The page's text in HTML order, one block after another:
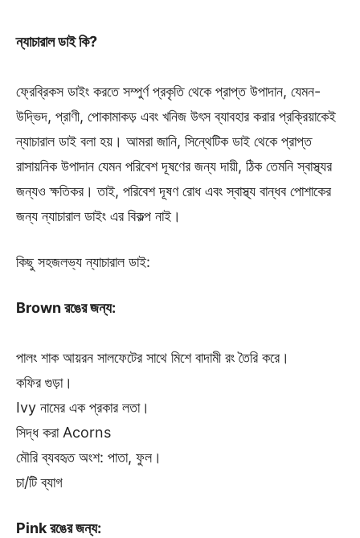
ন্যাচারাল ডাই কি?
ফ্রেব্রিকস ডাইং করতে সম্পুর্ণ প্রকৃতি থেকে প্রাপ্ত উপাদান, যেমন-
উদ্ভিদ, প্রাণী, পোকামাকড় এবং খনিজ উৎস ব্যাবহার করার প্রক্রিয়াকেই
ন্যাচারাল ডাই বলা হয়। আমরা জানি, সিন্থেটিক ডাই থেকে প্রাপ্ত
রাসায়নিক উপাদান যেমন পরিবেশ দূষণের জন্য দায়ী, ঠিক তেমনি স্বাস্থ্যর
জন্যও ক্ষতিকর। তাই, পরিবেশ দূষণ রোধ এবং স্বাস্থ্য বান্ধব পোশাকের
জন্য ন্যাচারাল ডাইং এর বিকল্প নাই।
কিছু সহজলভ্য ন্যাচারাল ডাই:
Brown রঙের জন্য:
পালং শাক আয়রন সালফেটের সাথে মিশে বাদামী রং তৈরি করে।
কফির গুড়া।
Ivy নামের এক প্রকার লতা।
সিদ্ধ করা Acorns
মৌরি ব্যবহৃত অংশ: পাতা, ফুল।
চা/টি ব্যাগ
Pink রঙের জন্য: